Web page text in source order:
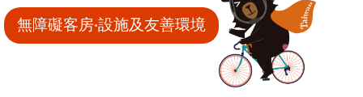
無障礙客房‧設施及友善環境